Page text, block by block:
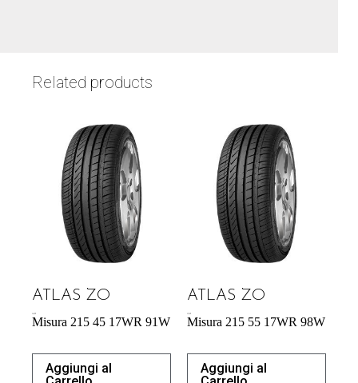
Related products
ATLAS ZO
Misura 215 45 17WR 91W
Aggiungi al
ATLAS ZO
Misura 215 55 17WR 98W
Aggiungi al